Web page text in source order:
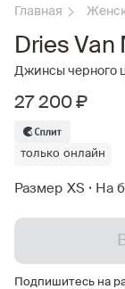
Главная
Dries Van
Джинсы черного
27 200 ₽
только онлайн
Размер XS • На
Подпишитесь на